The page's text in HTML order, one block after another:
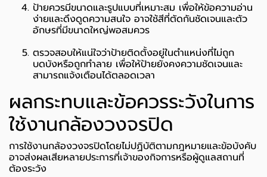
ป้ายควรมีขนาดและรูปแบบที่เหมาะสม เพื่อให้ข้อความอ่าน
ง่ายและดึงดูดความสนใจ อาจใช้สีที่ตัดกันชัดเจนและตัว
อักษรที่มีขนาดใหญ่พอสมควร
ตรวจสอบให้แน่ใจว่าป้ายติดตั้งอยู่ในตำแหน่งที่ไม่ถูก
บดบังหรือถูกทำลาย เพื่อให้ป้ายยังคงความชัดเจนและ
สามารถแจ้งเตือนได้ตลอดเวลา
ผลกระทบและข้อควรระวังในการ
ใช้งานกล้องวงจรปิด
การใช้งานกล้องวงจรปิดโดยไม่ปฏิบัติตามกฎหมายและข้อบังคับ
อาจส่งผลเสียหลายประการที่เจ้าของกิจการหรือผู้ดูแลสถานที่
ต้องระวัง